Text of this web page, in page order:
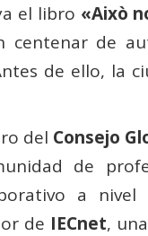
el libro «Això
de
de ello, la
del Consejo
de
a nivel
de IECnet,